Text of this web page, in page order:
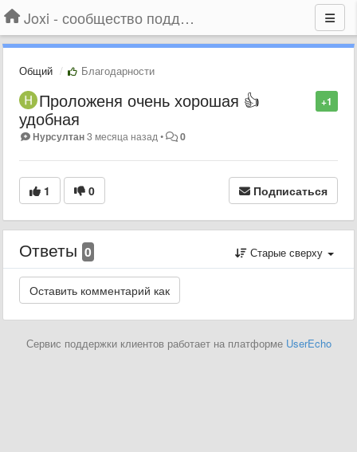
Joxi - сообщество поддержки
Общий Благодарности
+1
Проложеня очень хорошая 👍
удобная
Нурсултан3 месяца назад• 0
1 0 Подписаться
Ответы 0 Старые сверху
Сервис поддержки клиентов работает на платформе UserEcho